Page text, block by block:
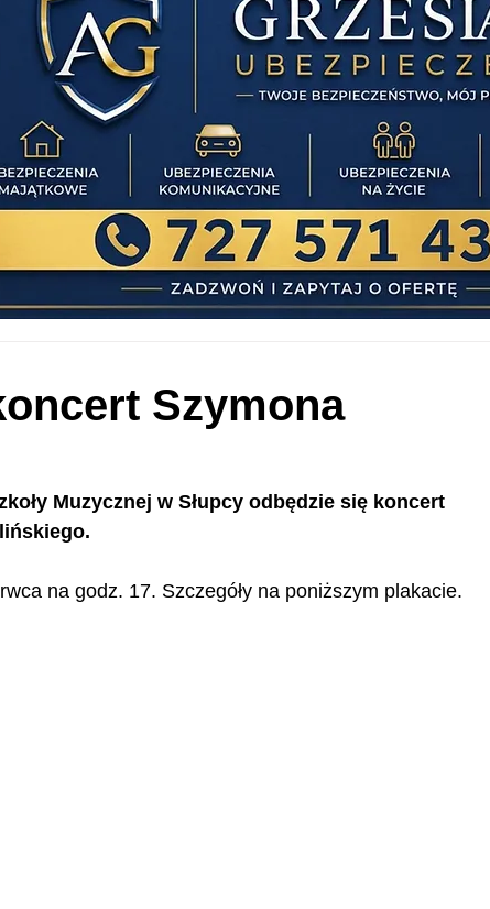
Szymona
Muzycznej w Słupcy odbędzie się koncert
na godz. 17. Szczegóły na poniższym plakacie.